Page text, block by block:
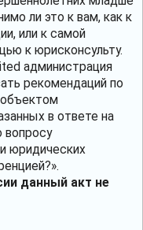
ли это к вам, как к
или к самой
к юрисконсульту.
администрация
рекомендаций по
в ответе на
вопросу
юридических
данный акт не